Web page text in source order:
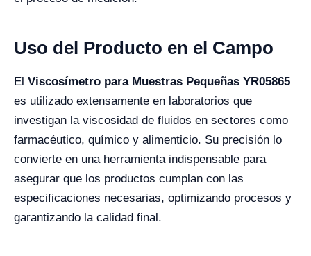
Uso del Producto en el Campo
El Viscosímetro para Muestras Pequeñas YR05865
es utilizado extensamente en laboratorios que
investigan la viscosidad de fluidos en sectores como
farmacéutico, químico y alimenticio. Su precisión lo
convierte en una herramienta indispensable para
asegurar que los productos cumplan con las
especificaciones necesarias, optimizando procesos y
garantizando la calidad final.